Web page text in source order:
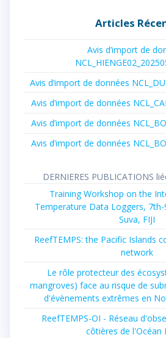
Articles
Avis d’import de
Avis d’import de données
Avis d’import de données
Avis d’import de données
Avis d’import de données
DERNIERES PUBLICATIONS
Training Workshop on the
Temperature Data Loggers, 7th-
Suva, FIJI
ReefTEMPS: the Pacific Islands
network
Le rôle protecteur des
mangroves) face au risque de
d'évènements extrêmes en
ReefTEMPS-OI - Réseau
côtières de l'Océan